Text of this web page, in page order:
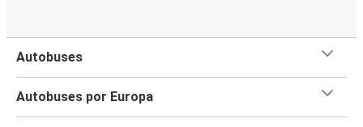
Autobuses
Autobuses por Europa